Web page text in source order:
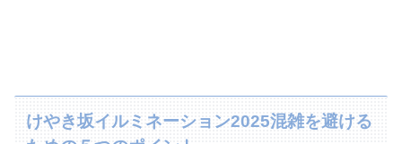
けやき坂イルミネーション2025混雑を避ける